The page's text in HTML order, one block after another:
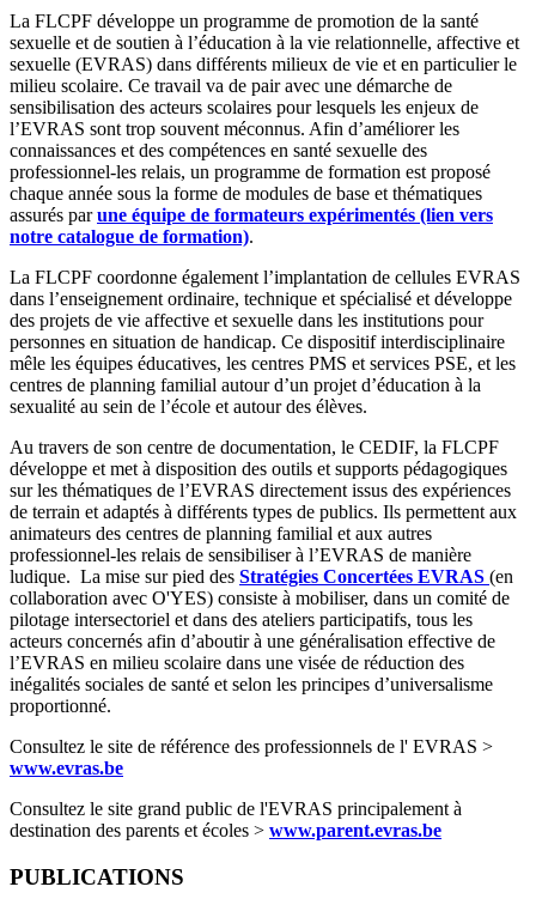
La FLCPF développe un programme de promotion de la santé
sexuelle et de soutien à l’éducation à la vie relationnelle, affective et
sexuelle (EVRAS) dans différents milieux de vie et en particulier le
milieu scolaire. Ce travail va de pair avec une démarche de
sensibilisation des acteurs scolaires pour lesquels les enjeux de
l’EVRAS sont trop souvent méconnus. Afin d’améliorer les
connaissances et des compétences en santé sexuelle des
professionnel-les relais, un programme de formation est proposé
chaque année sous la forme de modules de base et thématiques
assurés parune équipe de formateurs expérimentés (lien vers
notre catalogue de formation).
La FLCPF coordonne également l’implantation de cellules EVRAS
dans l’enseignement ordinaire, technique et spécialisé et développe
des projets de vie affective et sexuelle dans les institutions pour
personnes en situation de handicap. Ce dispositif interdisciplinaire
mêle les équipes éducatives, les centres PMS et services PSE, et les
centres de planning familial autour d’un projet d’éducation à la
sexualité au sein de l’école et autour des élèves.
Au travers de son centre de documentation, le CEDIF, la FLCPF
développe et met à disposition des outils et supports pédagogiques
sur les thématiques de l’EVRAS directement issus des expériences
de terrain et adaptés à différents types de publics. Ils permettent aux
animateurs des centres de planning familial et aux autres
professionnel-les relais de sensibiliser à l’EVRAS de manière
ludique. La mise sur pied des Stratégies Concertées EVRAS (en
collaboration avec O'YES) consiste à mobiliser, dans un comité de
pilotage intersectoriel et dans des ateliers participatifs, tous les
acteurs concernés afin d’aboutir à une généralisation effective de
l’EVRAS en milieu scolaire dans une visée de réduction des
inégalités sociales de santé et selon les principes d’universalisme
proportionné.
Consultez le site de référence des professionnels de l' EVRAS >
www.evras.be
Consultez le site grand public de l'EVRAS principalement à
destination des parents et écoles > www.parent.evras.be
PUBLICATIONS